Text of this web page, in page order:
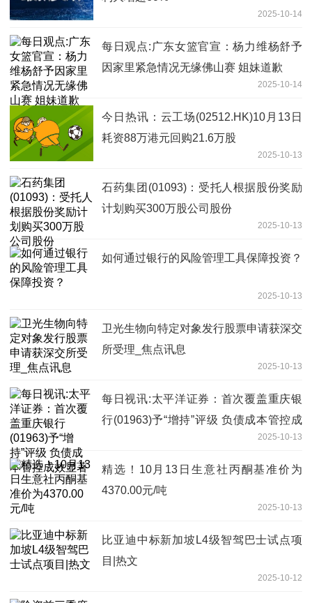
2025-10-14
每日观点:广东女篮官宣：杨力维杨舒予
因家里紧急情况无缘佛山赛 姐妹道歉
2025-10-14
今日热讯：云工场(02512.HK)10月13日
耗资88万港元回购21.6万股
2025-10-13
石药集团(01093)：受托人根据股份奖励
计划购买300万股公司股份
2025-10-13
如何通过银行的风险管理工具保障投资？
2025-10-13
卫光生物向特定对象发行股票申请获深交
所受理_焦点讯息
2025-10-13
每日视讯:太平洋证券：首次覆盖重庆银
行(01963)予“增持”评级 负债成本管控成
2025-10-13
精选！10月13日生意社丙酮基准价为
4370.00元/吨
2025-10-13
比亚迪中标新加坡L4级智驾巴士试点项
目|热文
2025-10-12